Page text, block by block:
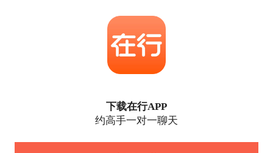
下载在行APP
约高手一对一聊天